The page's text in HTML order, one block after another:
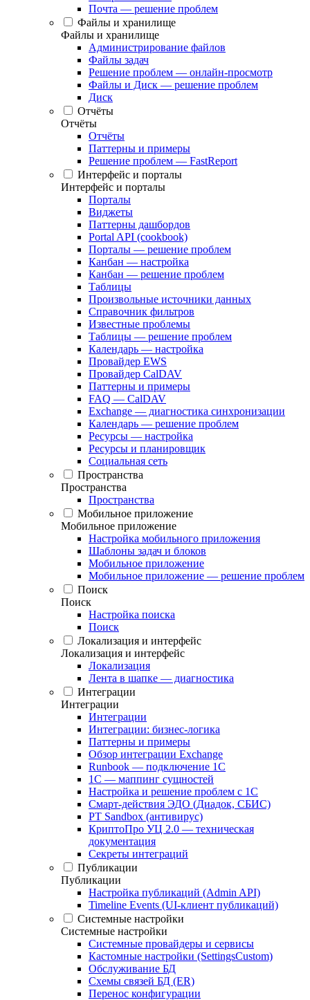
Почта — решение проблем
Файлы и хранилище
Файлы и хранилище
Администрирование файлов
Файлы задач
Решение проблем — онлайн-просмотр
Файлы и Диск — решение проблем
Диск
Отчёты
Отчёты
Отчёты
Паттерны и примеры
Решение проблем — FastReport
Интерфейс и порталы
Интерфейс и порталы
Порталы
Виджеты
Паттерны дашбордов
Portal API (cookbook)
Порталы — решение проблем
Канбан — настройка
Канбан — решение проблем
Таблицы
Произвольные источники данных
Справочник фильтров
Известные проблемы
Таблицы — решение проблем
Календарь — настройка
Провайдер EWS
Провайдер CalDAV
Паттерны и примеры
FAQ — CalDAV
Exchange — диагностика синхронизации
Календарь — решение проблем
Ресурсы — настройка
Ресурсы и планировщик
Социальная сеть
Пространства
Пространства
Пространства
Мобильное приложение
Мобильное приложение
Настройка мобильного приложения
Шаблоны задач и блоков
Мобильное приложение
Мобильное приложение — решение проблем
Поиск
Поиск
Настройка поиска
Поиск
Локализация и интерфейс
Локализация и интерфейс
Локализация
Лента в шапке — диагностика
Интеграции
Интеграции
Интеграции
Интеграции: бизнес-логика
Паттерны и примеры
Обзор интеграции Exchange
Runbook — подключение 1С
1С — маппинг сущностей
Настройка и решение проблем с 1С
Смарт-действия ЭДО (Диадок, СБИС)
PT Sandbox (антивирус)
КриптоПро УЦ 2.0 — техническая
документация
Секреты интеграций
Публикации
Публикации
Настройка публикаций (Admin API)
Timeline Events (UI-клиент публикаций)
Системные настройки
Системные настройки
Системные провайдеры и сервисы
Кастомные настройки (SettingsCustom)
Обслуживание БД
Схемы связей БД (ER)
Перенос конфигурации